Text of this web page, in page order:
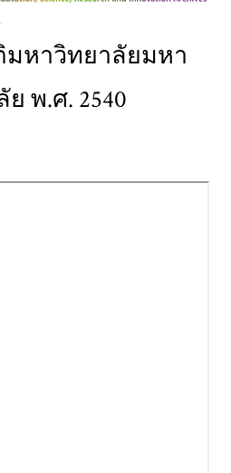
หาวิทยาลัยมหา
พ.ศ. 2540